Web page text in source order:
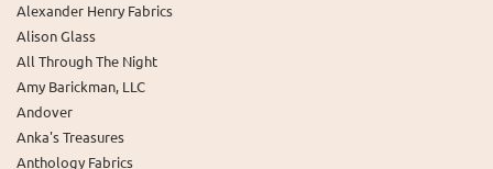
Alexander Henry Fabrics
Alison Glass
All Through The Night
Amy Barickman, LLC
Andover
Anka's Treasures
Anthology Fabrics